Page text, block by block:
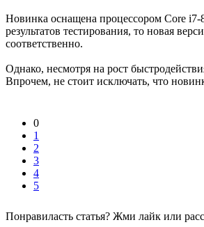
Новинка оснащена процессором Core i7-
результатов тестирования, то новая
соответственно.
Однако, несмотря на рост
Впрочем, не стоит исключать, что
0
1
2
3
4
5
Понравиласть статья? Жми лайк или